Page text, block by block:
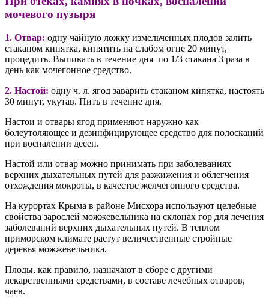
мочевого пузыря
1. Отвар: одну чайную ложку измельченных плодов залить
стаканом кипятка, кипятить на слабом огне 20 минут,
процедить. Выпивать в течение дня по 1/3 стакана 3 раза в
день как мочегонное средство.
2. Настой: одну ч. л. ягод заварить стаканом кипятка, настоять
30 минут, укутав. Пить в течение дня.
Настои и отвары ягод применяют наружно как
болеутоляющее и дезинфицирующее средство для полосканий
при воспалении десен.
Настой или отвар можно принимать при заболеваниях
верхних дыхательных путей для разжижения и облегчения
отхождения мокроты, в качестве желчегонного средства.
На курортах Крыма в районе Мисхора используют целебные
свойства зарослей можжевельника на склонах гор для лечения
заболеваний верхних дыхательных путей. В теплом
приморском климате растут величественные стройные
деревья можжевельника.
Плоды, как правило, назначают в сборе с другими
лекарственными средствами, в составе лечебных отваров,
чаев.